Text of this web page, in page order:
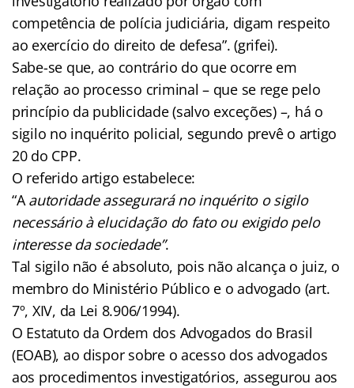
competência de polícia judiciária, digam respeito
ao exercício do direito de defesa”. (grifei).
Sabe-se que, ao contrário do que ocorre em
relação ao processo criminal – que se rege pelo
princípio da publicidade (salvo exceções) –, há o
sigilo no inquérito policial, segundo prevê o artigo
20 do CPP.
O referido artigo estabelece:
“Aautoridade assegurará no inquérito o sigilo
necessário à elucidação do fato ou exigido pelo
interesse da sociedade”.
Tal sigilo não é absoluto, pois não alcança o juiz, o
membro do Ministério Público e o advogado (art.
7º, XIV, da Lei 8.906/1994).
O Estatuto da Ordem dos Advogados do Brasil
(EOAB), ao dispor sobre o acesso dos advogados
aos procedimentos investigatórios, assegurou aos